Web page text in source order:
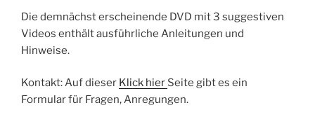
Die demnächst erscheinende DVD mit 3 suggestiven
Videos enthält ausführliche Anleitungen und
Hinweise.
Kontakt: Auf dieser Klick hier Seite gibt es ein
Formular für Fragen, Anregungen.